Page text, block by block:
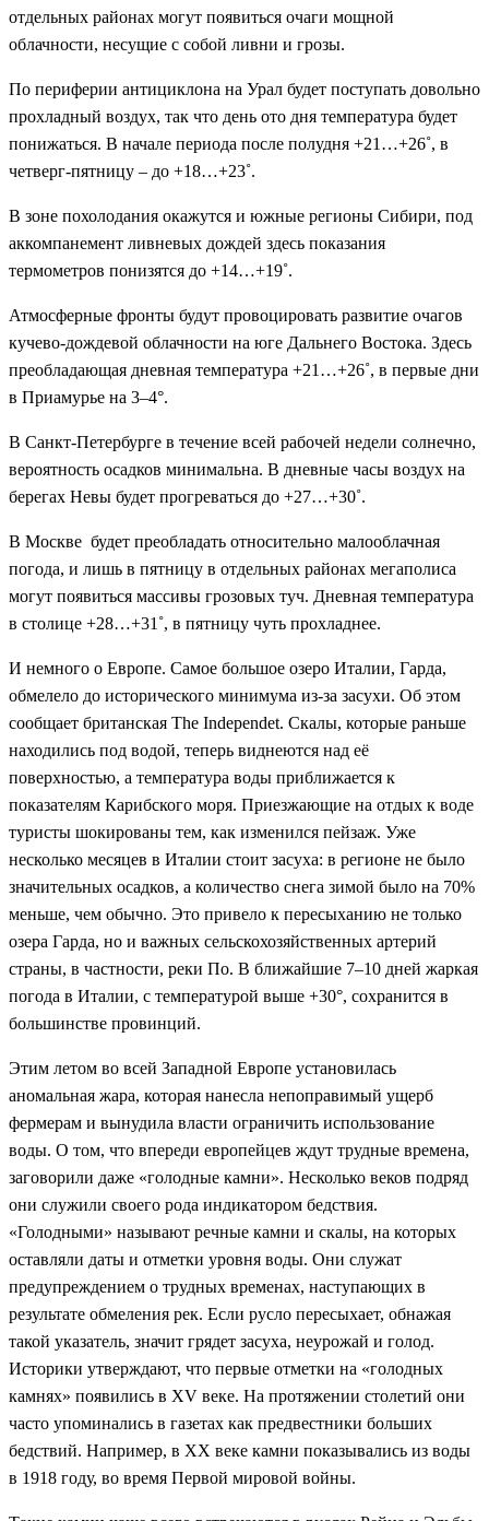
отдельных районах могут появиться очаги мощной
облачности, несущие с собой ливни и грозы.
По периферии антициклона на Урал будет поступать довольно
прохладный воздух, так что день ото дня температура будет
понижаться. В начале периода после полудня +21…+26˚, в
четверг-пятницу – до +18…+23˚.
В зоне похолодания окажутся и южные регионы Сибири, под
аккомпанемент ливневых дождей здесь показания
термометров понизятся до +14…+19˚.
Атмосферные фронты будут провоцировать развитие очагов
кучево-дождевой облачности на юге Дальнего Востока. Здесь
преобладающая дневная температура +21…+26˚, в первые дни
в Приамурье на 3–4°.
В Санкт-Петербурге в течение всей рабочей недели солнечно,
вероятность осадков минимальна. В дневные часы воздух на
берегах Невы будет прогреваться до +27…+30˚.
В Москве будет преобладать относительно малооблачная
погода, и лишь в пятницу в отдельных районах мегаполиса
могут появиться массивы грозовых туч. Дневная температура
в столице +28…+31˚, в пятницу чуть прохладнее.
И немного о Европе. Самое большое озеро Италии, Гарда,
обмелело до исторического минимума из-за засухи. Об этом
сообщает британская The Independet. Скалы, которые раньше
находились под водой, теперь виднеются над её
поверхностью, а температура воды приближается к
показателям Карибского моря. Приезжающие на отдых к воде
туристы шокированы тем, как изменился пейзаж. Уже
несколько месяцев в Италии стоит засуха: в регионе не было
значительных осадков, а количество снега зимой было на 70%
меньше, чем обычно. Это привело к пересыханию не только
озера Гарда, но и важных сельскохозяйственных артерий
страны, в частности, реки По. В ближайшие 7–10 дней жаркая
погода в Италии, с температурой выше +30°, сохранится в
большинстве провинций.
Этим летом во всей Западной Европе установилась
аномальная жара, которая нанесла непоправимый ущерб
фермерам и вынудила власти ограничить использование
воды. О том, что впереди европейцев ждут трудные времена,
заговорили даже «голодные камни». Несколько веков подряд
они служили своего рода индикатором бедствия.
«Голодными» называют речные камни и скалы, на которых
оставляли даты и отметки уровня воды. Они служат
предупреждением о трудных временах, наступающих в
результате обмеления рек. Если русло пересыхает, обнажая
такой указатель, значит грядет засуха, неурожай и голод.
Историки утверждают, что первые отметки на «голодных
камнях» появились в XV веке. На протяжении столетий они
часто упоминались в газетах как предвестники больших
бедствий. Например, в ХХ веке камни показывались из воды
в 1918 году, во время Первой мировой войны.